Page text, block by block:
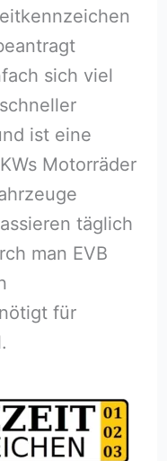
sich viel
ist eine
Motorräder
täglich
man EVB
für